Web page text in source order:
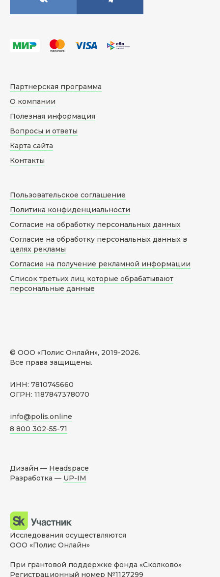
© ООО «Полис Онлайн», 2019-2026.
Все права защищены.
ИНН: 7810745660
ОГРН: 1187847378070
info@polis.online
8 800 302-55-71
Партнерская программа
О компании
Полезная информация
Вопросы и ответы
Карта сайта
Контакты
Пользовательское соглашение
Политика конфиденциальности
Согласие на обработку персональных данных
Согласие на обработку персональных данных в
целях рекламы
Согласие на получение рекламной информации
Список третьих лиц которые обрабатывают
персональные данные
Дизайн — Headspace
Разработка — UP-IM
Исследования осуществляются
ООО «Полис Онлайн»
При грантовой поддержке фонда «Сколково»
Регистрационный номер №1127299